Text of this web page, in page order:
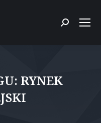
Szukaj:
RYNEK